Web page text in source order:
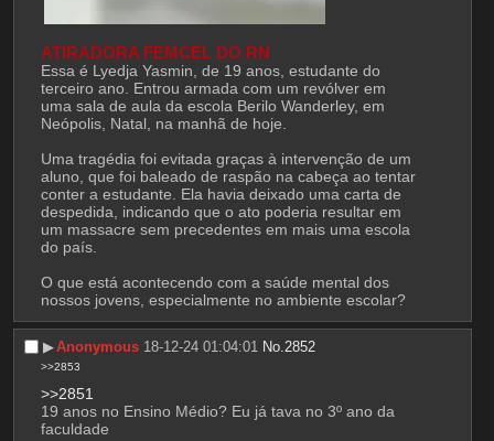
ATIRADORA FEMCEL DO RN
Essa é Lyedja Yasmin, de 19 anos, estudante do
terceiro ano. Entrou armada com um revólver em
uma sala de aula da escola Berilo Wanderley, em
Neópolis, Natal, na manhã de hoje.
Uma tragédia foi evitada graças à intervenção de um
aluno, que foi baleado de raspão na cabeça ao tentar
conter a estudante. Ela havia deixado uma carta de
despedida, indicando que o ato poderia resultar em
um massacre sem precedentes em mais uma escola
do país.
O que está acontecendo com a saúde mental dos
nossos jovens, especialmente no ambiente escolar?
▶︎Anonymous 18-12-24 01:04:01 No.2852
>>2853
>>2851
19 anos no Ensino Médio? Eu já tava no 3º ano da
faculdade